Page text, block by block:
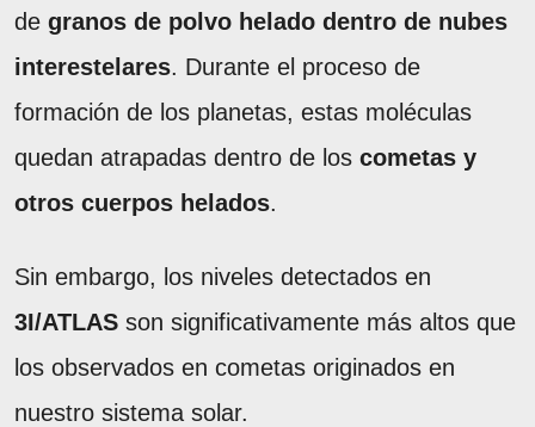
de granos de polvo helado dentro de nubes
interestelares. Durante el proceso de
formación de los planetas, estas moléculas
quedan atrapadas dentro de los cometas y
otros cuerpos helados.
Sin embargo, los niveles detectados en
3I/ATLAS son significativamente más altos que
los observados en cometas originados en
nuestro sistema solar.